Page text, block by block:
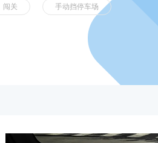
闯关 手动挡停车场